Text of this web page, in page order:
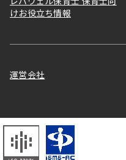
けお役立ち情報
運営会社